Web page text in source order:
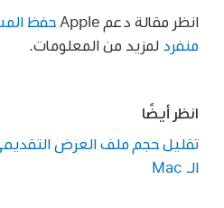
انظر مقالة دعم Apple
حفظ
منفرد لمزيد من المعلومات.
انظر أيضًا
الـ Mac